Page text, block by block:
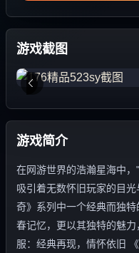
游戏截图
游戏简介
在网游世界的浩瀚星海中，
吸引着无数怀旧玩家的目
奇》系列中一个经典而独
春记忆，更以其独特的魅
服：经典再现，情怀依旧